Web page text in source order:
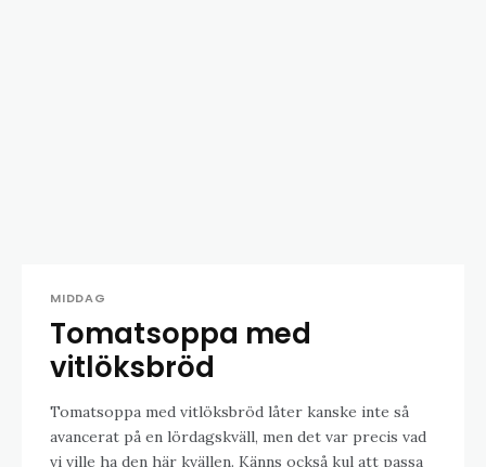
MIDDAG
Tomatsoppa med
vitlöksbröd
Tomatsoppa med vitlöksbröd låter kanske inte så
avancerat på en lördagskväll, men det var precis vad
vi ville ha den här kvällen. Känns också kul att passa